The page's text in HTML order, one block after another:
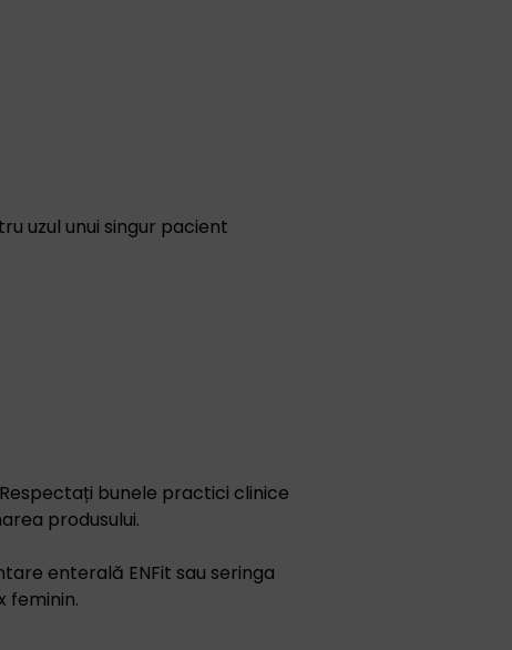
uzul unui singur pacient
bunele practici clinice
produsului.
enterală ENFit sau seringa
feminin.